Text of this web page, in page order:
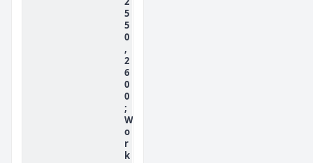
5
5
0
,
2
6
0
0
;
W
o
r
k